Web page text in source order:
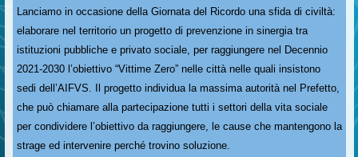
Lanciamo in occasione della Giornata del Ricordo una sfida di civiltà:
elaborare nel territorio un progetto di prevenzione in sinergia tra
istituzioni pubbliche e privato sociale, per raggiungere nel Decennio
2021-2030 l’obiettivo “Vittime Zero” nelle città nelle quali insistono
sedi dell’AIFVS. Il progetto individua la massima autorità nel Prefetto,
che può chiamare alla partecipazione tutti i settori della vita sociale
per condividere l’obiettivo da raggiungere, le cause che mantengono la
strage ed intervenire perché trovino soluzione.